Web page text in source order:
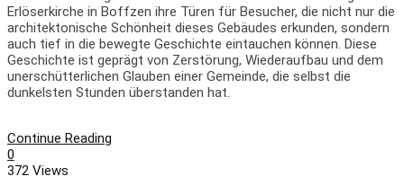
Erlöserkirche in Boffzen ihre Türen für Besucher, die nicht nur die
architektonische Schönheit dieses Gebäudes erkunden, sondern
auch tief in die bewegte Geschichte eintauchen können. Diese
Geschichte ist geprägt von Zerstörung, Wiederaufbau und dem
unerschütterlichen Glauben einer Gemeinde, die selbst die
dunkelsten Stunden überstanden hat.
Continue Reading
0
372 Views